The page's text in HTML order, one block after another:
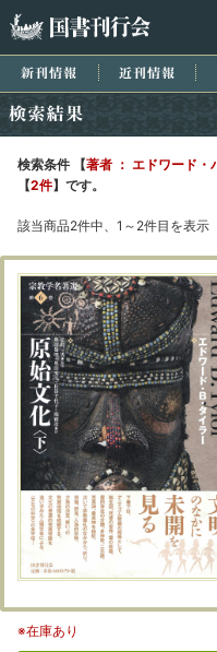
新刊情報 近刊
検索条件 【著者 ： エドワード・
【2件】です。
該当商品2件中、1～2件目を表示
※在庫あり